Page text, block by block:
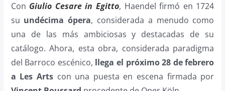
Con Giulio Cesare in Egitto, Haendel firmó en 1724
su undécima ópera, considerada a menudo como
una de las más ambiciosas y destacadas de su
catálogo. Ahora, esta obra, considerada paradigma
del Barroco escénico, llega el próximo 28 de febrero
a Les Artscon una puesta en escena firmada por